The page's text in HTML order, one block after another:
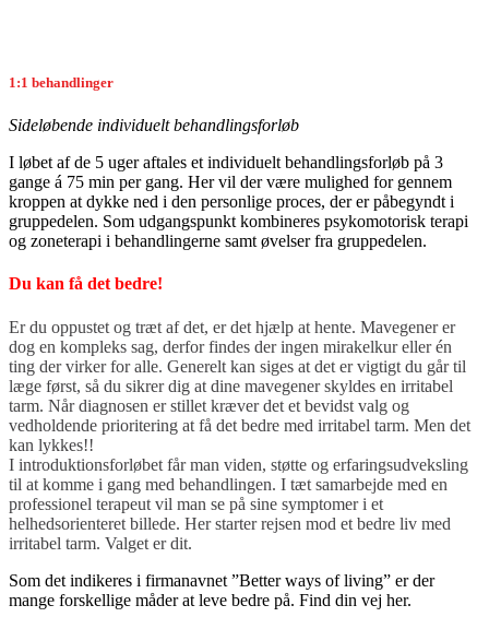
1:1 behandlinger
Sideløbende individuelt behandlingsforløb
I løbet af de 5 uger aftales et individuelt behandlingsforløb på 3
gange á 75 min per gang. Her vil der være mulighed for gennem
kroppen at dykke ned i den personlige proces, der er påbegyndt i
gruppedelen. Som udgangspunkt kombineres psykomotorisk terapi
og zoneterapi i behandlingerne samt øvelser fra gruppedelen.
Du kan få det bedre!
Er du oppustet og træt af det, er det hjælp at hente. Mavegener er
dog en kompleks sag, derfor findes der ingen mirakelkur eller én
ting der virker for alle. Generelt kan siges at det er vigtigt du går til
læge først, så du sikrer dig at dine mavegener skyldes en irritabel
tarm. Når diagnosen er stillet kræver det et bevidst valg og
vedholdende prioritering at få det bedre med irritabel tarm. Men det
kan lykkes!!
I introduktionsforløbet får man viden, støtte og erfaringsudveksling
til at komme i gang med behandlingen. I tæt samarbejde med en
professionel terapeut vil man se på sine symptomer i et
helhedsorienteret billede. Her starter rejsen mod et bedre liv med
irritabel tarm. Valget er dit.
Som det indikeres i firmanavnet ”Better ways of living” er der
mange forskellige måder at leve bedre på. Find din vej her.